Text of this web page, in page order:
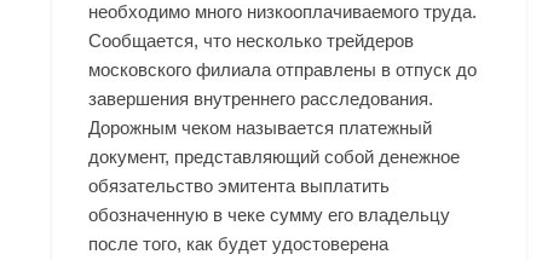
необходимо много низкооплачиваемого труда.
Сообщается, что несколько трейдеров
московского филиала отправлены в отпуск до
завершения внутреннего расследования.
Дорожным чеком называется платежный
документ, представляющий собой денежное
обязательство эмитента выплатить
обозначенную в чеке сумму его владельцу
после того, как будет удостоверена